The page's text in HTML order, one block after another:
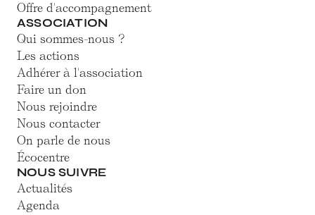
Offre d'accompagnement
ASSOCIATION
Qui sommes-nous ?
Les actions
Adhérer à l'association
Faire un don
Nous rejoindre
Nous contacter
On parle de nous
Écocentre
NOUS SUIVRE
Actualités
Agenda